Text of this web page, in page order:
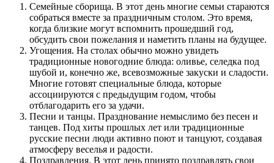
Семейные сборища. В этот день многие семьи стараются
собраться вместе за праздничным столом. Это время,
когда близкие могут вспомнить прошедший год,
обсудить свои пожелания и наметить планы на будущее.
Угощения. На столах обычно можно увидеть
традиционные новогодние блюда: оливье, селедка под
шубой и, конечно же, всевозможные закуски и сладости.
Многие готовят специальные блюда, которые
ассоциируются с предыдущим годом, чтобы
отблагодарить его за удачи.
Песни и танцы. Празднование немыслимо без песен и
танцев. Под хиты прошлых лет или традиционные
русские песни люди активно поют и танцуют, создавая
атмосферу веселья и радости.
Поздравления. В этот день принято поздравлять свои